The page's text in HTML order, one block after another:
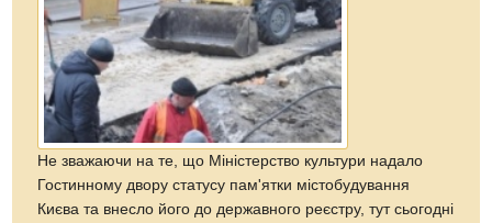
Не зважаючи на те, що Міністерство культури надало
Гостинному двору статусу пам'ятки містобудування
Києва та внесло його до державного реєстру, тут сьогодні